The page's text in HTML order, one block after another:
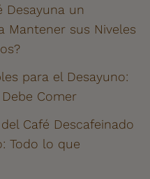
Desayuna un
Mantener sus Niveles
para el Desayuno:
Comer
Café Descafeinado
Todo lo que